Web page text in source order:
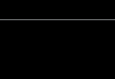
un univers qui séduit à